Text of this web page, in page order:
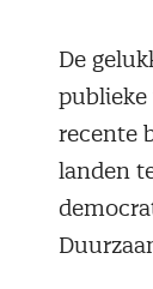
De
publieke
recente
landen